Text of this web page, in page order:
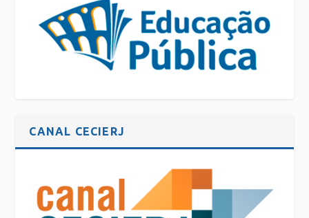
CANAL CECIERJ